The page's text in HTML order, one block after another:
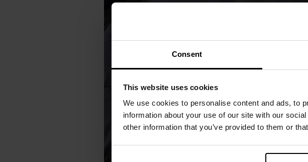
Consent
This website uses cookies
We use cookies to personalise content and ads, to
information about your use of our site with our
other information that you’ve provided to them or